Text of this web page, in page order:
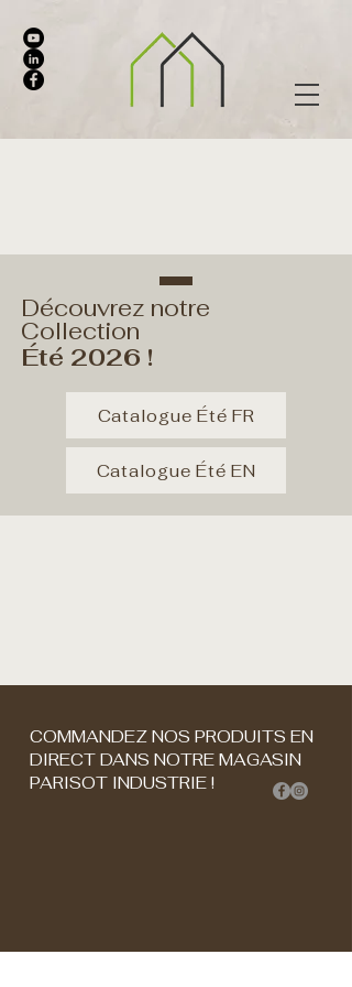
Découvrez notre
Collection
Été 2026 !
Catalogue Été FR
Catalogue Été EN
COMMANDEZ NOS PRODUITS EN
DIRECT DANS NOTRE MAGASIN
PARISOT INDUSTRIE !